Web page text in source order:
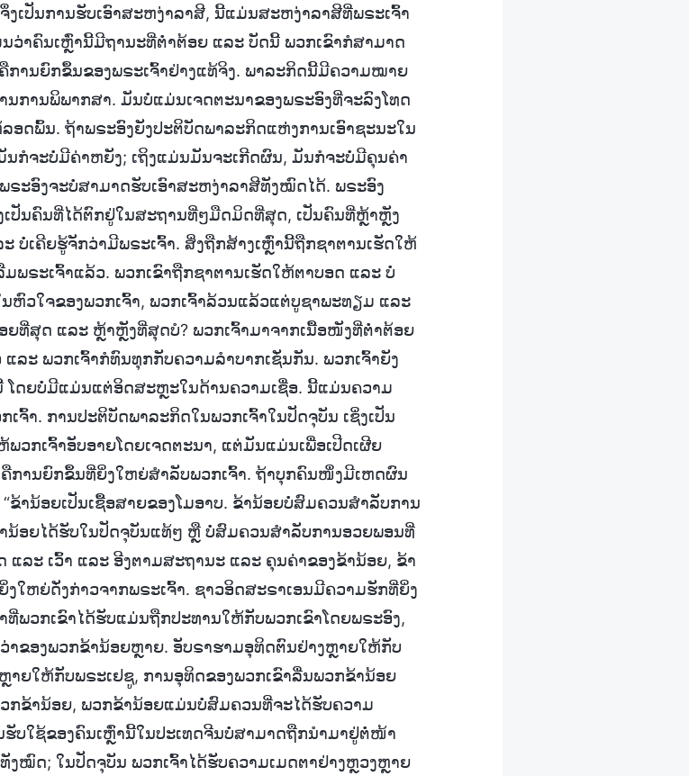
ເປັນການຮັບເອົາສະຫງ່າລາສີ, ນີ້ແມ່ນສະຫງ່າລາສີທີ່ພຣະເຈົ້າ
ວ່າຄົນເຫຼົ່ານີ້ມີຖານະທີ່ຕໍ່າຕ້ອຍ ແລະ ບັດນີ້ ພວກເຂົາກໍສາມາດ
ການຍົກຂຶ້ນຂອງພຣະເຈົ້າຢ່າງແທ້ຈິງ. ພາລະກິດນີ້ມີຄວາມໝາຍ
ການພິພາກສາ. ມັນບໍ່ແມ່ນເຈດຕະນາຂອງພຣະອົງທີ່ຈະລົງໂທດ
ອດພົ້ນ. ຖ້າພຣະອົງຍັງປະຕິບັດພາລະກິດແຫ່ງການເອົາຊະນະໃນ
ກໍຈະບໍ່ມີຄ່າຫຍັງ; ເຖິງແມ່ນມັນຈະເກີດຜົນ, ມັນກໍຈະບໍ່ມີຄຸນຄ່າ
ະອົງຈະບໍ່ສາມາດຮັບເອົາສະຫງ່າລາສີທັງໝົດໄດ້. ພຣະອົງ
ເປັນຄົນທີ່ໄດ້ຕົກຢູ່ໃນສະຖານທີ່ໆມືດມິດທີ່ສຸດ, ເປັນຄົນທີ່ຫຼ້າຫຼັງ
ບໍ່ເຄີຍຮູ້ຈັກວ່າມີພຣະເຈົ້າ. ສິ່ງຖືກສ້າງເຫຼົ່ານີ້ຖືກຊາຕານເຮັດໃຫ້
ພຣະເຈົ້າແລ້ວ. ພວກເຂົາຖືກຊາຕານເຮັດໃຫ້ຕາບອດ ແລະ ບໍ່
ຫົວໃຈຂອງພວກເຈົ້າ, ພວກເຈົ້າລ້ວນແລ້ວແຕ່ບູຊາພະທຽມ ແລະ
ຍທີ່ສຸດ ແລະ ຫຼ້າຫຼັງທີ່ສຸດບໍ? ພວກເຈົ້າມາຈາກເນື້ອໜັງທີ່ຕໍ່າຕ້ອຍ
ະ ພວກເຈົ້າກໍທົນທຸກກັບຄວາມລໍາບາກເຊັ່ນກັນ. ພວກເຈົ້າຍັງ
ໂດຍບໍ່ມີແມ່ນແຕ່ອິດສະຫຼະໃນດ້ານຄວາມເຊື່ອ. ນີ້ແມ່ນຄວາມ
ຈົ້າ. ການປະຕິບັດພາລະກິດໃນພວກເຈົ້າໃນປັດຈຸບັນ ເຊິ່ງເປັນ
ວກເຈົ້າອັບອາຍໂດຍເຈດຕະນາ, ແຕ່ມັນແມ່ນເພື່ອເປີດເຜີຍ
ການຍົກຂຶ້ນທີ່ຍິ່ງໃຫຍ່ສຳລັບພວກເຈົ້າ. ຖ້າບຸກຄົນໜຶ່ງມີເຫດຜົນ
“ຂ້ານ້ອຍເປັນເຊື້ອສາຍຂອງໂມອາບ. ຂ້ານ້ອຍບໍ່ສົມຄວນສຳລັບການ
ນ້ອຍໄດ້ຮັບໃນປັດຈຸບັນແທ້ໆ ຫຼື ບໍ່ສົມຄວນສຳລັບການອວຍພອນທີ່
ແລະ ເວົ້າ ແລະ ອີງຕາມສະຖານະ ແລະ ຄຸນຄ່າຂອງຂ້ານ້ອຍ, ຂ້າ
ໃຫຍ່ດັ່ງກ່າວຈາກພຣະເຈົ້າ. ຊາວອິດສະຣາເອນມີຄວາມຮັກທີ່ຍິ່ງ
ພວກເຂົາໄດ້ຮັບແມ່ນຖືກປະທານໃຫ້ກັບພວກເຂົາໂດຍພຣະອົງ,
າຂອງພວກຂ້ານ້ອຍຫຼາຍ. ອັບຣາຮາມອຸທິດຕົນຢ່າງຫຼາຍໃຫ້ກັບ
າຍໃຫ້ກັບພຣະເຢຊູ, ການອຸທິດຂອງພວກເຂົາລື່ນພວກຂ້ານ້ອຍ
ກຂ້ານ້ອຍ, ພວກຂ້ານ້ອຍແມ່ນບໍ່ສົມຄວນທີ່ຈະໄດ້ຮັບຄວາມ
ຮັບໃຊ້ຂອງຄົນເຫຼົ່ານີ້ໃນປະເທດຈີນບໍ່ສາມາດຖືກນໍາມາຢູ່ຕໍ່ໜ້າ
ງໝົດ; ໃນປັດຈຸບັນ ພວກເຈົ້າໄດ້ຮັບຄວາມເມດຕາຢ່າງຫຼວງຫຼາຍ